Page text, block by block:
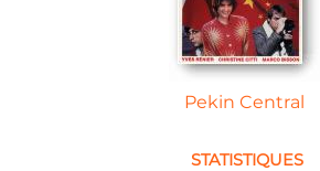
Pekin Central
STATISTIQUES